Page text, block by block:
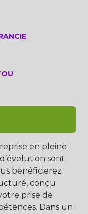
en pleine
sont
bénéficierez
conçu
prise de
Dans un